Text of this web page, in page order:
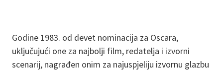
Godine 1983. od devet nominacija za Oscara,
uključujući one za najbolji film, redatelja i izvorni
scenarij, nagrađen onim za najuspjeliju izvornu glazbu